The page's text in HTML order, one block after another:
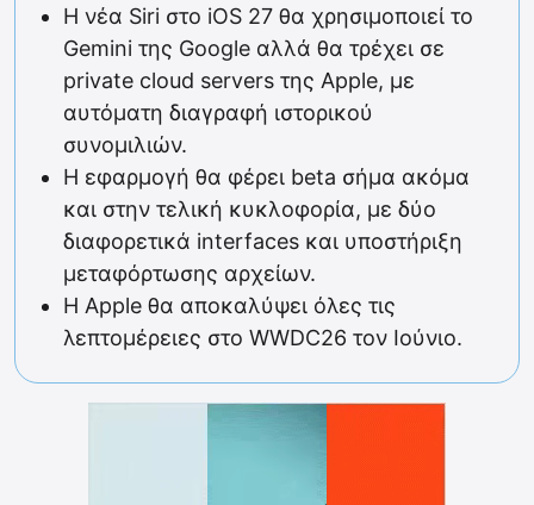
Η νέα Siri στο iOS 27 θα χρησιμοποιεί το
Gemini της Google αλλά θα τρέχει σε
private cloud servers της Apple, με
αυτόματη διαγραφή ιστορικού
συνομιλιών.
Η εφαρμογή θα φέρει beta σήμα ακόμα
και στην τελική κυκλοφορία, με δύο
διαφορετικά interfaces και υποστήριξη
μεταφόρτωσης αρχείων.
Η Apple θα αποκαλύψει όλες τις
λεπτομέρειες στο WWDC26 τον Ιούνιο.